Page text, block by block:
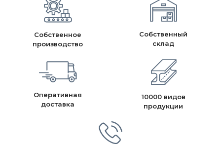
Собственное
производство
Собственный
склад
Оперативная
доставка
10000 видов
продукции